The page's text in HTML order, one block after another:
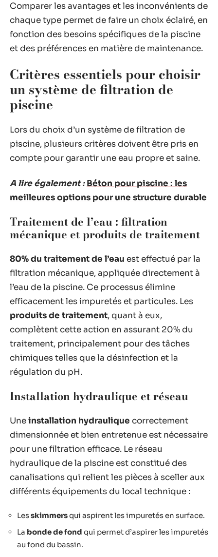
Comparer les avantages et les inconvénients de
chaque type permet de faire un choix éclairé, en
fonction des besoins spécifiques de la piscine
et des préférences en matière de maintenance.
Critères essentiels pour choisir
un système de filtration de
piscine
Lors du choix d’un système de filtration de
piscine, plusieurs critères doivent être pris en
compte pour garantir une eau propre et saine.
A lire également : Béton pour piscine : les
meilleures options pour une structure durable
Traitement de l’eau : filtration
mécanique et produits de traitement
80% du traitement de l’eau est effectué par la
filtration mécanique, appliquée directement à
l’eau de la piscine. Ce processus élimine
efficacement les impuretés et particules. Les
produits de traitement, quant à eux,
complètent cette action en assurant 20% du
traitement, principalement pour des tâches
chimiques telles que la désinfection et la
régulation du pH.
Installation hydraulique et réseau
Uneinstallation hydraulique correctement
dimensionnée et bien entretenue est nécessaire
pour une filtration efficace. Le réseau
hydraulique de la piscine est constitué des
canalisations qui relient les pièces à sceller aux
différents équipements du local technique :
Lesskimmersqui aspirent les impuretés en surface.
La bonde de fond qui permet d’aspirer les impuretés
au fond du bassin.